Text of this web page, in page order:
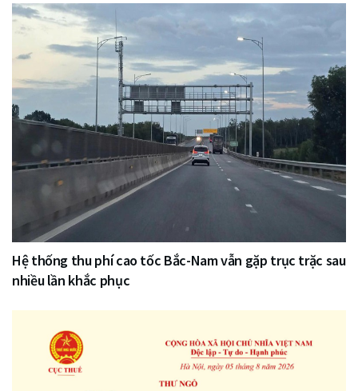
Hệ thống thu phí cao tốc Bắc-Nam vẫn gặp trục trặc sau
nhiều lần khắc phục